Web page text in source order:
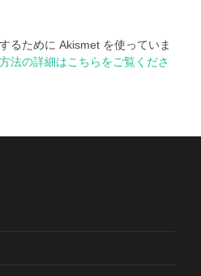
るために Akismet を使っていま
法の詳細はこちらをご覧くださ